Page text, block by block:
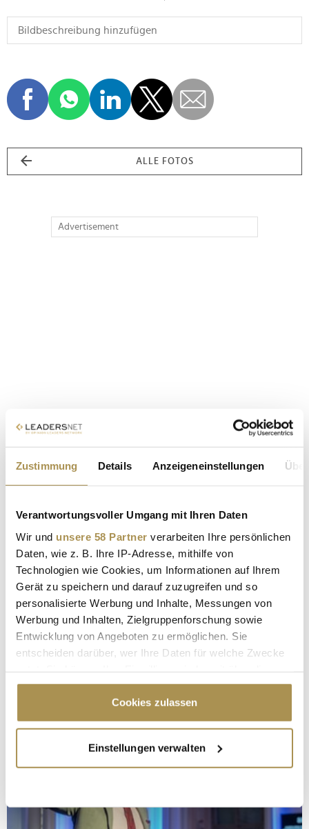
Zustimmung Details Anzeigeneinstellungen
Verantwortungsvoller Umgang mit Ihren Daten
Wir und unsere 58 Partner verarbeiten Ihre persönlichen
Daten, wie z. B. Ihre IP-Adresse, mithilfe von
Technologien wie Cookies, um Informationen auf Ihrem
Gerät zu speichern und darauf zuzugreifen und so
personalisierte Werbung und Inhalte, Messungen von
Werbung und Inhalten, Zielgruppenforschung sowie
Entwicklung von Angeboten zu ermöglichen. Sie
entscheiden darüber, wer Ihre Daten für welche Zwecke
Cookie-Erklärung oder durch Klicken auf das Privacy
Trigger Symbol ändern oder widerrufen
Informationen über Ihre geografische Lage
erfassen, welche bis auf einige Meter genau sein
bestimmten Merkmalen (Fingerprinting) identifizieren
Cookies zulassen
Einstellungen verwalten
ALLE FOTOS
Advertisement